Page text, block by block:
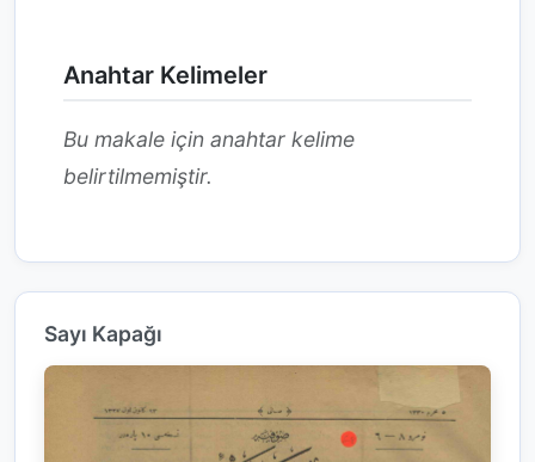
Anahtar Kelimeler
Bu makale için anahtar kelime
belirtilmemiştir.
Sayı Kapağı